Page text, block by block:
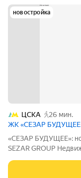
новостройка
ЦСКА
26 мин.
ЖК «СЕЗАР
«СЕЗАР БУДУЩЕЕ»:
SEZAR GROUP